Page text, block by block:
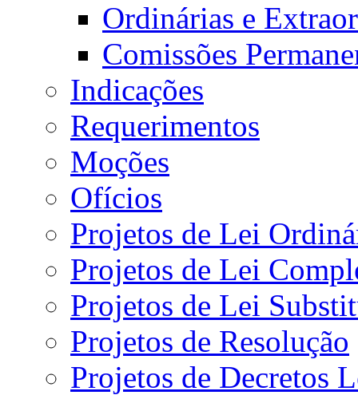
Ordinárias e
Comissões
Indicações
Requerimentos
Moções
Ofícios
Projetos de Lei
Projetos de Lei
Projetos de Lei
Projetos de Resolução
Projetos de Decretos